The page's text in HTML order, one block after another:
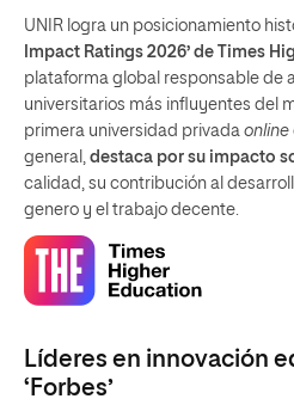
UNIR logra un posicionamiento
Impact Ratings 2026’ de Times
plataforma global responsable de
universitarios más influyentes del
primera universidad privada online
general, destaca por su impacto
calidad, su contribución al
genero y el trabajo decente.
Líderes en innovación
‘Forbes’